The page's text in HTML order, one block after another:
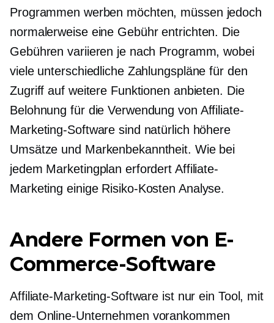
Programmen werben möchten, müssen jedoch
normalerweise eine Gebühr entrichten. Die
Gebühren variieren je nach Programm, wobei
viele unterschiedliche Zahlungspläne für den
Zugriff auf weitere Funktionen anbieten. Die
Belohnung für die Verwendung von Affiliate-
Marketing-Software sind natürlich höhere
Umsätze und Markenbekanntheit. Wie bei
jedem Marketingplan erfordert Affiliate-
Marketing einige Risiko-Kosten Analyse.
Andere Formen von E-
Commerce-Software
Affiliate-Marketing-Software ist nur ein Tool, mit
dem Online-Unternehmen vorankommen